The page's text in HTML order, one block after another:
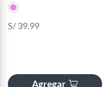
S/ 39.99
Agregar